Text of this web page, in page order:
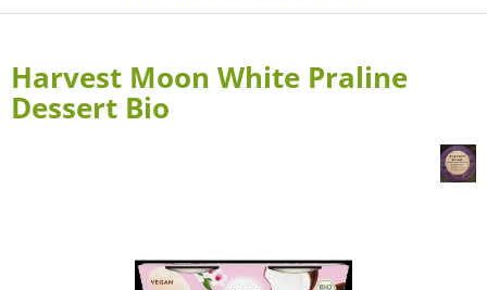
Harvest Moon White Praline
Dessert Bio